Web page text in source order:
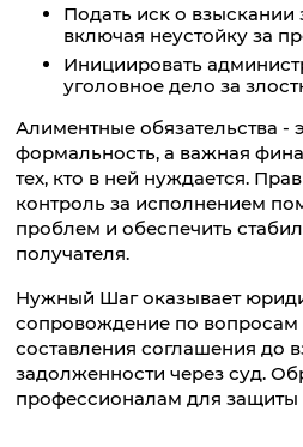
Подать иск о взыскании
включая неустойку за
Инициировать
уголовное дело за
Алиментные обязательства -
формальность, а важная
тех, кто в ней нуждается.
контроль за исполнением
проблем и обеспечить
получателя.
Нужный Шаг оказывает
сопровождение по вопросам
составления соглашения до
задолженности через суд.
профессионалам для защиты